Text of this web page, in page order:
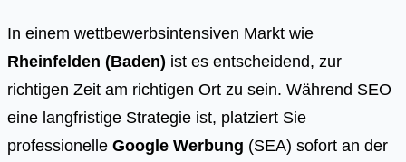
In einem wettbewerbsintensiven Markt wie
Rheinfelden (Baden) ist es entscheidend, zur
richtigen Zeit am richtigen Ort zu sein. Während SEO
eine langfristige Strategie ist, platziert Sie
professionelle Google Werbung (SEA) sofort an der